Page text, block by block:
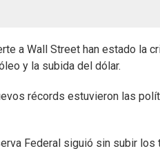
a Wall Street han estado la
y la subida del dólar.
récords estuvieron las
Federal siguió sin subir